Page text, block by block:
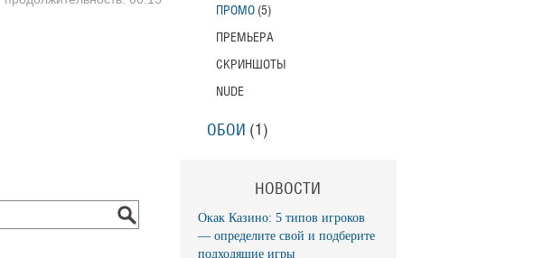
ПРОМО (5)
ПРЕМЬЕРА
СКРИНШОТЫ
NUDE
ОБОИ (1)
НОВОСТИ
Окак Казино: 5 типов игроков
— определите свой и подберите
подходящие игры